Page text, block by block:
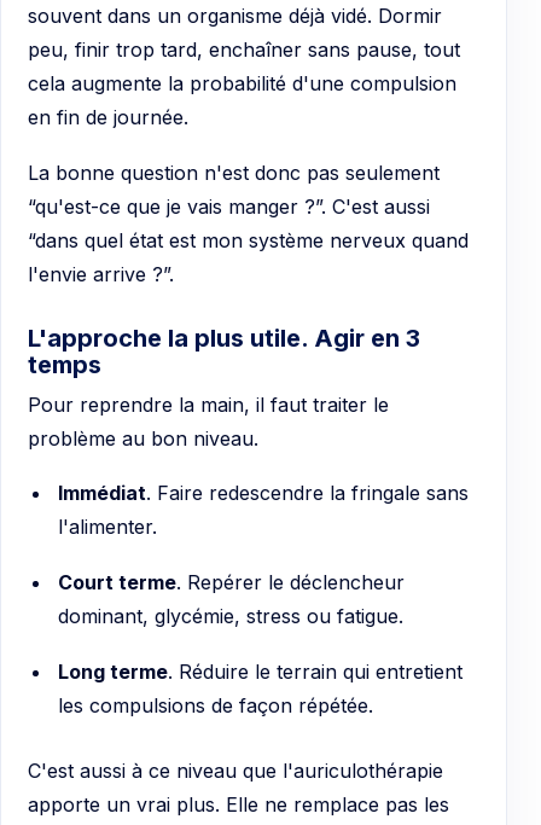
souvent dans un organisme déjà vidé. Dormir
peu, finir trop tard, enchaîner sans pause, tout
cela augmente la probabilité d'une compulsion
en fin de journée.
La bonne question n'est donc pas seulement
“qu'est-ce que je vais manger ?”. C'est aussi
“dans quel état est mon système nerveux quand
l'envie arrive ?”.
L'approche la plus utile. Agir en 3
temps
Pour reprendre la main, il faut traiter le
problème au bon niveau.
Immédiat. Faire redescendre la fringale sans
l'alimenter.
Court terme. Repérer le déclencheur
dominant, glycémie, stress ou fatigue.
Long terme. Réduire le terrain qui entretient
les compulsions de façon répétée.
C'est aussi à ce niveau que l'auriculothérapie
apporte un vrai plus. Elle ne remplace pas les